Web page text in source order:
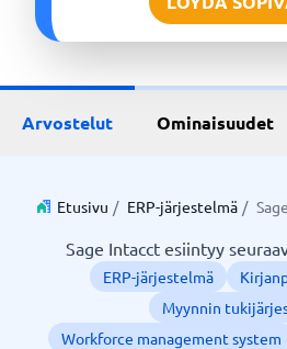
Arvostelut Ominaisuudet
Etusivu / ERP-järjestelmä /
Sage Intacct esiintyy
ERP-järjestelmä
Myynnin
Workforce management system